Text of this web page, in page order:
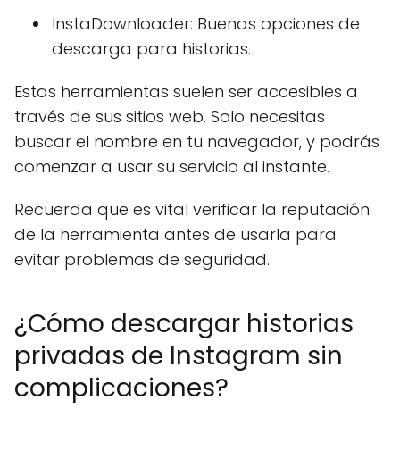
InstaDownloader: Buenas opciones de
descarga para historias.
Estas herramientas suelen ser accesibles a
través de sus sitios web. Solo necesitas
buscar el nombre en tu navegador, y podrás
comenzar a usar su servicio al instante.
Recuerda que es vital verificar la reputación
de la herramienta antes de usarla para
evitar problemas de seguridad.
¿Cómo descargar historias
privadas de Instagram sin
complicaciones?